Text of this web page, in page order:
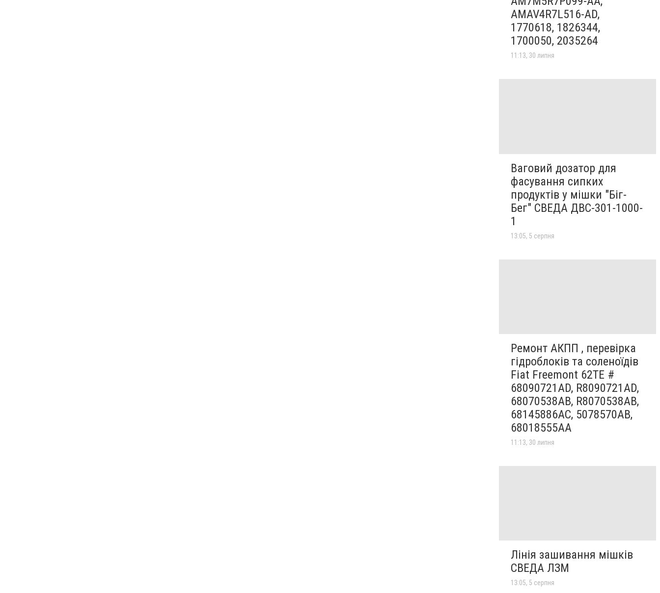
AMAV4R7L516-AD,
1770618, 1826344,
1700050, 2035264
11:13, 30 липня
Ваговий дозатор для
фасування сипких
продуктів у мішки "Біг-
Бег" СВЕДА ДВС-301-1000-
1
13:05, 5 серпня
Ремонт АКПП , перевірка
гідроблоків та соленоїдів
Fiat Freemont 62TE #
68090721AD, R8090721AD,
68070538AB, R8070538AB,
68145886AC, 5078570AB,
68018555AA
11:13, 30 липня
Лінія зашивання мішків
СВЕДА ЛЗМ
13:05, 5 серпня